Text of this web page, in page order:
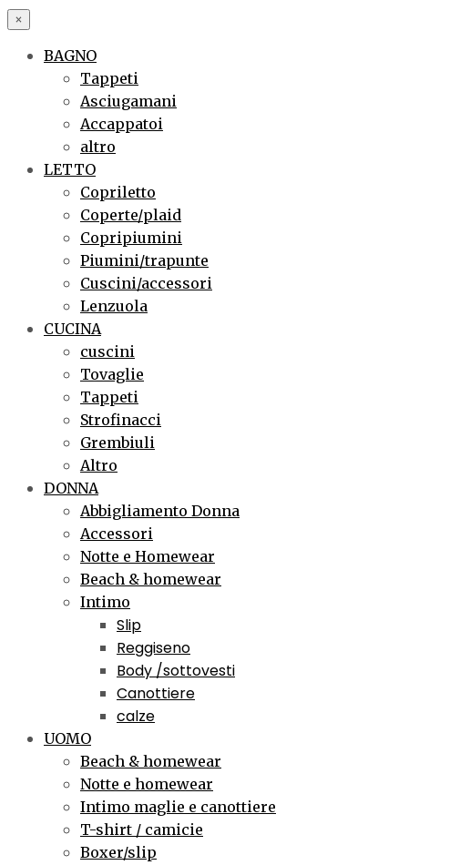
×
BAGNO
Tappeti
Asciugamani
Accappatoi
altro
LETTO
Copriletto
Coperte/plaid
Copripiumini
Piumini/trapunte
Cuscini/accessori
Lenzuola
CUCINA
cuscini
Tovaglie
Tappeti
Strofinacci
Grembiuli
Altro
DONNA
Abbigliamento Donna
Accessori
Notte e Homewear
Beach & homewear
Intimo
Slip
Reggiseno
Body /sottovesti
Canottiere
calze
UOMO
Beach & homewear
Notte e homewear
Intimo maglie e canottiere
T-shirt / camicie
Boxer/slip